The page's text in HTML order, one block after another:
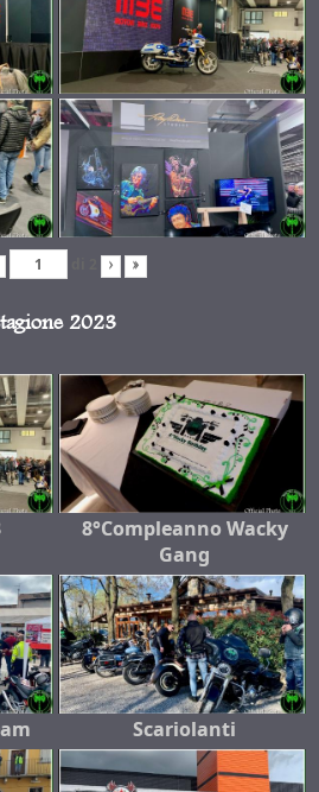
› »
2023
8°Compleanno Wacky
Gang
Scariolanti